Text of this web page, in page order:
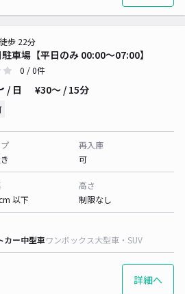
車場【平日のみ 00:00～07:00】
歩 22分
0 / 0件
/ 日 ¥30〜 / 15分
再入庫
可
以下
高さ
制限なし
カー中型車ワンボックス大型車・SUV
詳細へ